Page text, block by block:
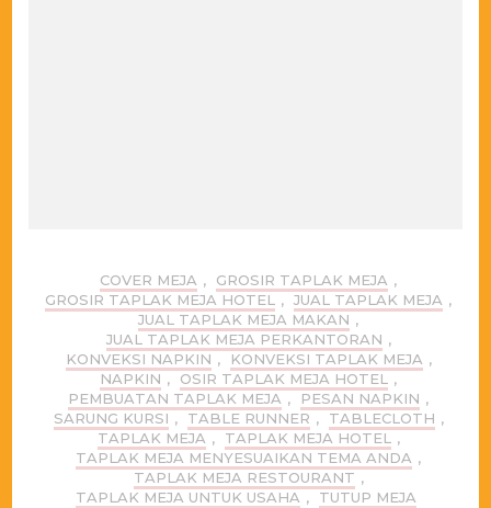
COVER MEJA , GROSIR TAPLAK MEJA ,
GROSIR TAPLAK MEJA HOTEL
, JUAL TAPLAK MEJA ,
JUAL TAPLAK MEJA MAKAN ,
JUAL TAPLAK MEJA PERKANTORAN ,
KONVEKSI NAPKIN , KONVEKSI TAPLAK MEJA ,
NAPKIN , OSIR TAPLAK MEJA HOTEL
,
PEMBUATAN TAPLAK MEJA , PESAN NAPKIN ,
SARUNG KURSI , TABLE RUNNER , TABLECLOTH ,
TAPLAK MEJA , TAPLAK MEJA HOTEL
,
TAPLAK MEJA MENYESUAIKAN TEMA ANDA ,
TAPLAK MEJA RESTOURANT ,
TAPLAK MEJA UNTUK USAHA , TUTUP MEJA